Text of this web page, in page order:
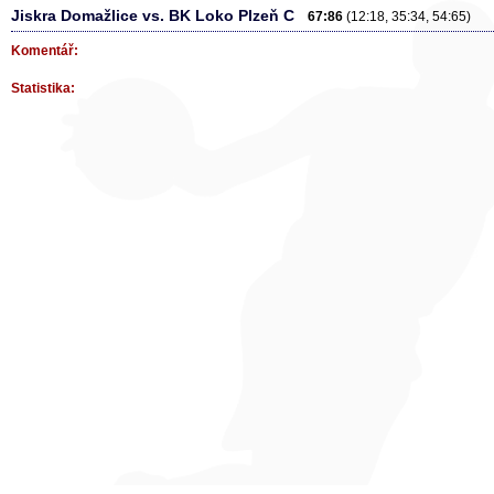
Jiskra Domažlice vs. BK Loko Plzeň C 67:86 (12:18, 35:34, 54:65)
Komentář:
Statistika: